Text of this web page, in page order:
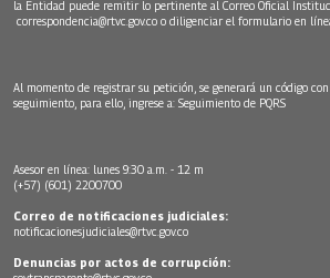
la Entidad puede remitir lo pertinente al Correo Oficial
correspondencia@rtvc.gov.co o diligenciar el formulario en
Al momento de registrar su petición, se generará un código
seguimiento, para ello, ingrese a: Seguimiento de PQRS
Asesor en línea: lunes 9:30 a.m. - 12 m
(+57) (601) 2200700
Correo de notificaciones judiciales:
notificacionesjudiciales@rtvc.gov.co
Denuncias por actos de corrupción: